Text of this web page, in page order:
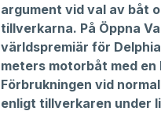
argument vid val av båt
tillverkarna. På Öppna
världspremiär för Delphia
meters motorbåt med en
Förbrukningen vid
enligt tillverkaren under